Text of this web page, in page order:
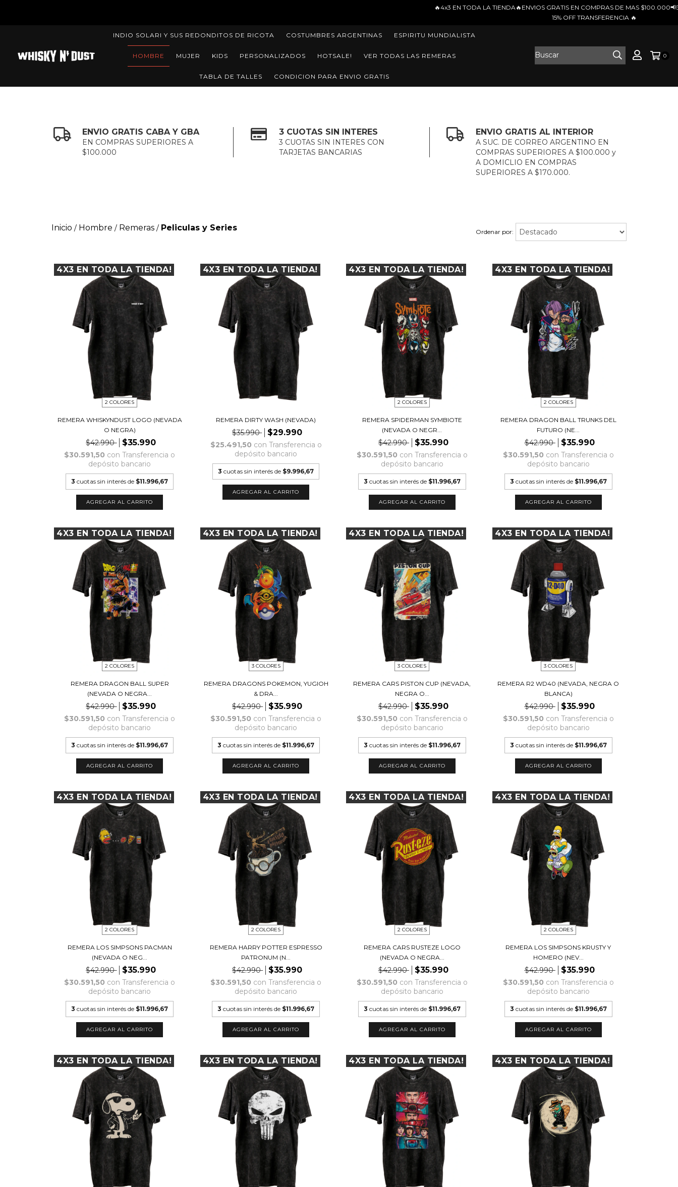
🔥4x3 EN TODA LA TIENDA🔥ENVIOS GRATIS EN COMPRAS DE MAS $100.000📢3 CUOTAS SIN INTERES 📢
INDIO SOLARI Y SUS REDONDITOS DE RICOTA COSTUMBRES ARGENTINAS ESPIRITU MUNDIALISTA
HOMBRE MUJER KIDS PERSONALIZADOS HOTSALE! VER TODAS LAS REMERAS
TABLA DE TALLES CONDICION PARA ENVIO GRATIS
0
ENVIO GRATIS CABA Y GBA
EN COMPRAS SUPERIORES A
$100.000
3 CUOTAS SIN INTERES
3 CUOTAS SIN INTERES CON
TARJETAS BANCARIAS
ENVIO GRATIS AL INTERIOR
A SUC. DE CORREO ARGENTINO EN
COMPRAS SUPERIORES A $100.000 y
A DOMICLIO EN COMPRAS
SUPERIORES A $170.000.
Inicio / Hombre / Remeras / Peliculas y Series Ordenar por:
4X3 EN TODA LA TIENDA!
2 COLORES
REMERA WHISKYNDUST LOGO (NEVADA
O NEGRA)
$42.990 $35.990
$30.591,50 con Transferencia o
depósito bancario
3 cuotas sin interés de $11.996,67
AGREGAR AL CARRITO
4X3 EN TODA LA TIENDA!
REMERA DIRTY WASH (NEVADA)
$35.990 $29.990
$25.491,50 con Transferencia o
depósito bancario
3 cuotas sin interés de $9.996,67
AGREGAR AL CARRITO
4X3 EN TODA LA TIENDA!
2 COLORES
REMERA SPIDERMAN SYMBIOTE
(NEVADA O NEGR...
$42.990 $35.990
$30.591,50 con Transferencia o
depósito bancario
3 cuotas sin interés de $11.996,67
AGREGAR AL CARRITO
4X3 EN TODA LA TIENDA!
2 COLORES
REMERA DRAGON BALL TRUNKS DEL
FUTURO (NE...
$42.990 $35.990
$30.591,50 con Transferencia o
depósito bancario
3 cuotas sin interés de $11.996,67
AGREGAR AL CARRITO
4X3 EN TODA LA TIENDA!
2 COLORES
REMERA DRAGON BALL SUPER
(NEVADA O NEGRA...
$42.990 $35.990
$30.591,50 con Transferencia o
depósito bancario
3 cuotas sin interés de $11.996,67
AGREGAR AL CARRITO
4X3 EN TODA LA TIENDA!
3 COLORES
REMERA DRAGONS POKEMON, YUGIOH
& DRA...
$42.990 $35.990
$30.591,50 con Transferencia o
depósito bancario
3 cuotas sin interés de $11.996,67
AGREGAR AL CARRITO
4X3 EN TODA LA TIENDA!
3 COLORES
REMERA CARS PISTON CUP (NEVADA,
NEGRA O...
$42.990 $35.990
$30.591,50 con Transferencia o
depósito bancario
3 cuotas sin interés de $11.996,67
AGREGAR AL CARRITO
4X3 EN TODA LA TIENDA!
3 COLORES
REMERA R2 WD40 (NEVADA, NEGRA O
BLANCA)
$42.990 $35.990
$30.591,50 con Transferencia o
depósito bancario
3 cuotas sin interés de $11.996,67
AGREGAR AL CARRITO
4X3 EN TODA LA TIENDA!
2 COLORES
REMERA LOS SIMPSONS PACMAN
(NEVADA O NEG...
$42.990 $35.990
$30.591,50 con Transferencia o
depósito bancario
3 cuotas sin interés de $11.996,67
AGREGAR AL CARRITO
4X3 EN TODA LA TIENDA!
2 COLORES
REMERA HARRY POTTER ESPRESSO
PATRONUM (N...
$42.990 $35.990
$30.591,50 con Transferencia o
depósito bancario
3 cuotas sin interés de $11.996,67
AGREGAR AL CARRITO
4X3 EN TODA LA TIENDA!
2 COLORES
REMERA CARS RUSTEZE LOGO
(NEVADA O NEGRA...
$42.990 $35.990
$30.591,50 con Transferencia o
depósito bancario
3 cuotas sin interés de $11.996,67
AGREGAR AL CARRITO
4X3 EN TODA LA TIENDA!
2 COLORES
REMERA LOS SIMPSONS KRUSTY Y
HOMERO (NEV...
$42.990 $35.990
$30.591,50 con Transferencia o
depósito bancario
3 cuotas sin interés de $11.996,67
AGREGAR AL CARRITO
4X3 EN TODA LA TIENDA! 4X3 EN TODA LA TIENDA! 4X3 EN TODA LA TIENDA! 4X3 EN TODA LA TIENDA!